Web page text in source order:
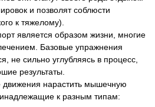
и позволят соблюсти
к тяжелому).
является образом жизни, многие
Базовые упражнения
не сильно углубляясь в процесс,
результаты.
движения нарастить мышечную
к разным типам: